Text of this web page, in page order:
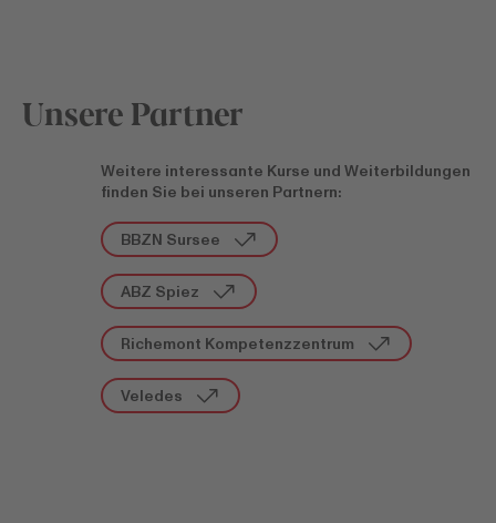
Unsere Partner
Weitere interessante Kurse und Weiterbildungen
finden Sie bei unseren Partnern:
BBZN Sursee
ABZ Spiez
Richemont Kompetenzzentrum
Veledes